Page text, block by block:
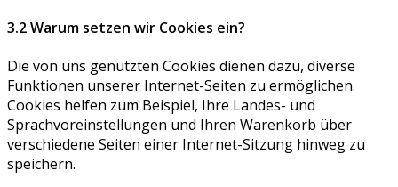
3.2 Warum setzen wir Cookies ein?
Die von uns genutzten Cookies dienen dazu, diverse
Funktionen unserer Internet-Seiten zu ermöglichen.
Cookies helfen zum Beispiel, Ihre Landes- und
Sprachvoreinstellungen und Ihren Warenkorb über
verschiedene Seiten einer Internet-Sitzung hinweg zu
speichern.